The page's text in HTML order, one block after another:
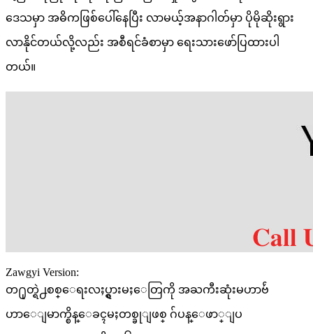
ဒေသမှာ အဓိကဖြစ်ပေါ်နေပြီး လာမယ့်အနာဂါတ်မှာ ပိုမိုဆိုးရွား
လာနိုင်တယ်လို့လည်း အစီရင်ခံစာမှာ ရေးသားဖော်ပြထားပါ
တယ်။
Zawgyi Version:
တ႐ုတ္ရဲ႕စစ္ေရးလႈပ္ရွားမႈေတြကို အႀကီးဆုံးမဟာဗ်ဴ
ဟာေျမာက္စိန္ေခၚမႈတစ္ခုျဖစ္ ဂ်ပန္ေဖာ္ျပ